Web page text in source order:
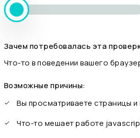
Зачем потребовалась эта
Что-то в поведении вашего
Возможные причины:
Вы просматриваете страницы
Что-то мешает работе